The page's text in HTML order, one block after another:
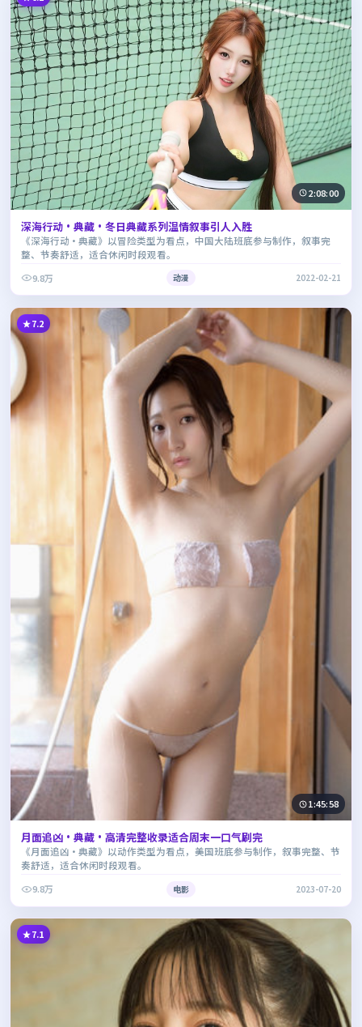
2:08:00
深海行动·典藏·冬日典藏系列温情叙事引人入胜
《深海行动·典藏》以冒险类型为看点，中国大陆班底参与制作，叙事完
整、节奏舒适，适合休闲时段观看。
9.8万
动漫 2022-02-21
7.2
1:45:58
月面追凶·典藏·高清完整收录适合周末一口气刷完
《月面追凶·典藏》以动作类型为看点，美国班底参与制作，叙事完整、节
奏舒适，适合休闲时段观看。
9.8万
电影 2023-07-20
7.1